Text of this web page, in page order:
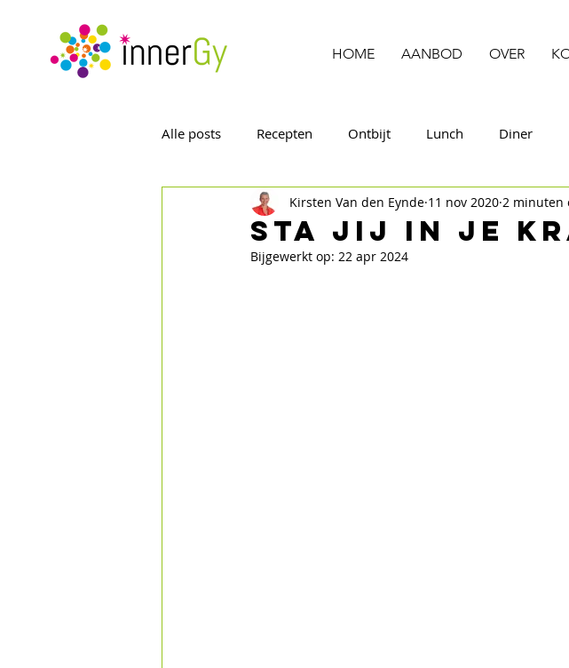
HOME AANBOD OVER
Alle posts Recepten Ontbijt Lunch Diner
Sta jij in je
Kirsten Van den Eynde 11 nov 2020 2 minuten
Bijgewerkt op: 22 apr 2024